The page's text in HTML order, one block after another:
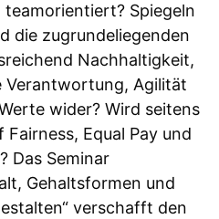
Spiegeln
die zugrundeliegenden
Nachhaltigkeit,
Verantwortung, Agilität
wider? Wird seitens
Equal Pay und
Das Seminar
Gehaltsformen und
verschafft den